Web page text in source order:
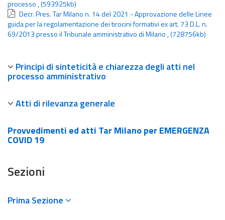
processo ,(593925kb)
Decr. Pres. Tar Milano n. 14 del 2021 - Approvazione delle Linee
guida per la regolamentazione dei tirocini formativi ex art. 73 D.L. n.
69/2013 presso il Tribunale amministrativo di Milano ,(728756kb)
Principi di sinteticità e chiarezza degli atti nel
processo amministrativo
Atti di rilevanza generale
Provvedimenti ed atti Tar Milano per EMERGENZA
COVID 19
Sezioni
Prima Sezione